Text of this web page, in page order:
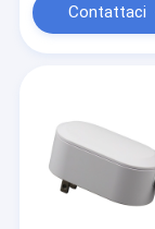
Mostra VR
Chi siamo
Contattaci